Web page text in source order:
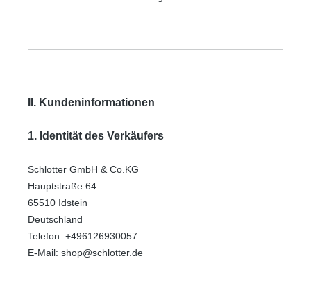
II. Kundeninformationen
1. Identität des Verkäufers
Schlotter GmbH & Co.KG
Hauptstraße 64
65510 Idstein
Deutschland
Telefon: +496126930057
E-Mail: shop@schlotter.de